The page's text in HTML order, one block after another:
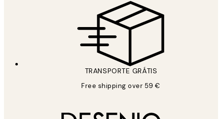
TRANSPORTE GRÁTIS
Free shipping over 59 €